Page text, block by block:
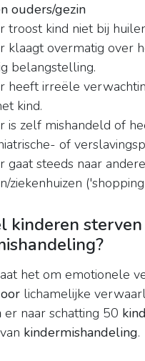
ouders/gezin
troost kind niet bij
klaagt overmatig over
belangstelling.
heeft irreële
kind.
is zelf mishandeld of
of
gaat steeds naar andere
ziekenhuizen
kinderen
het om emotionele
lichamelijke
er naar schatting 50
kindermishandeling.